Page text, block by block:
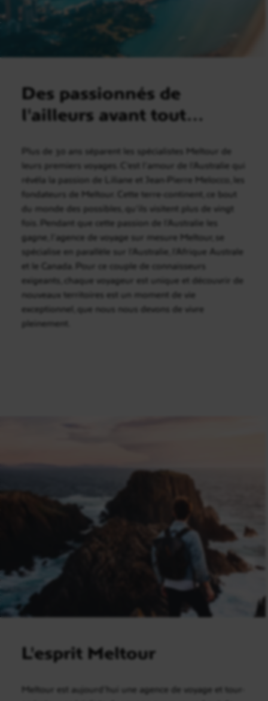
Des passionnés de
l'ailleurs avant tout…
Plus de 30 ans séparent les spécialistes Meltour de
leurs premiers voyages. C’est l’amour de l’Australie qui
révéla la passion de Liliane et Jean-Pierre Melocco, les
fondateurs de Meltour. Cette terre-continent, ce bout
du monde des possibles, qu’ils visitent plus de vingt
fois. Pendant que cette passion de l’Australie les
gagne, l’agence de voyage sur mesure Meltour, se
spécialise en parallèle sur l’Australie, l’Afrique Australe
et le Canada. Pour ce couple de connaisseurs
exigeants, chaque voyageur est unique et découvrir de
nouveaux territoires est un moment de vie
exceptionnel, que nous nous devons de vivre
pleinement.
L'esprit Meltour
Meltour est aujourd’hui une agence de voyage et tour-